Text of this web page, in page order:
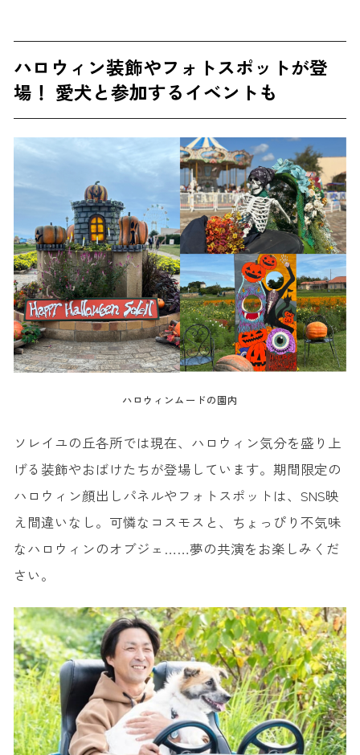
ハロウィン装飾やフォトスポットが登
場！ 愛犬と参加するイベントも
ハロウィンムードの園内
ソレイユの丘各所では現在、ハロウィン気分を盛り上
げる装飾やおばけたちが登場しています。期間限定の
ハロウィン顔出しパネルやフォトスポットは、SNS映
え間違いなし。可憐なコスモスと、ちょっぴり不気味
なハロウィンのオブジェ……夢の共演をお楽しみくだ
さい。